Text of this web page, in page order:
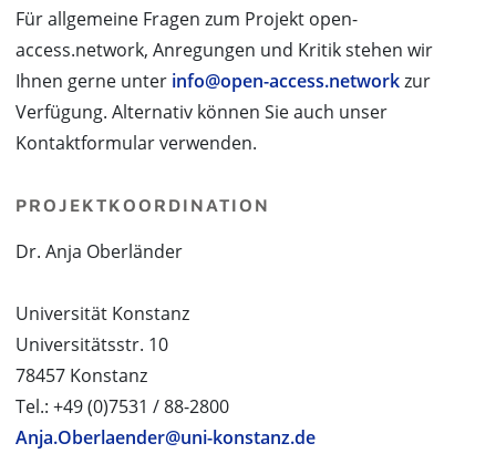
Für allgemeine Fragen zum Projekt open-
access.network, Anregungen und Kritik stehen wir
Ihnen gerne unter info@open-access.networkzur
Verfügung. Alternativ können Sie auch unser
Kontaktformular verwenden.
PROJEKTKOORDINATION
Dr. Anja Oberländer
Universität Konstanz
Universitätsstr. 10
78457 Konstanz
Tel.: +49 (0)7531 / 88-2800
Anja.Oberlaender@uni-konstanz.de